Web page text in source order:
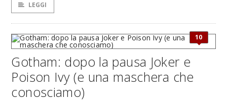
LEGGI
10
Gotham: dopo la pausa Joker e
Poison Ivy (e una maschera che
conosciamo)